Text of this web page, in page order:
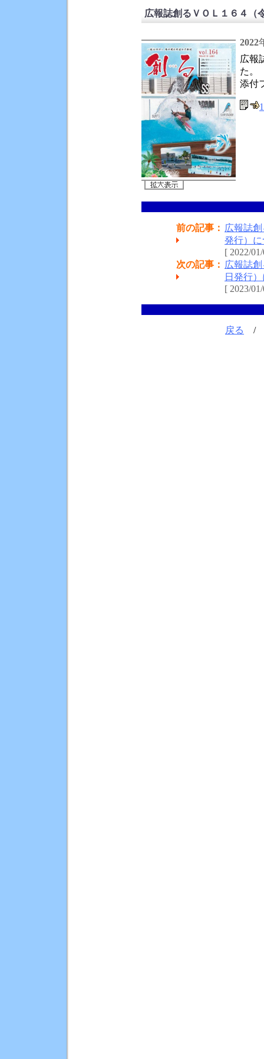
広報誌創るＶＯＬ１６４（
2022
広報
た。
添付
前の記事： 広報誌
発行）
[ 2022/
次の記事： 広報誌
日発行
[ 2023/
戻る